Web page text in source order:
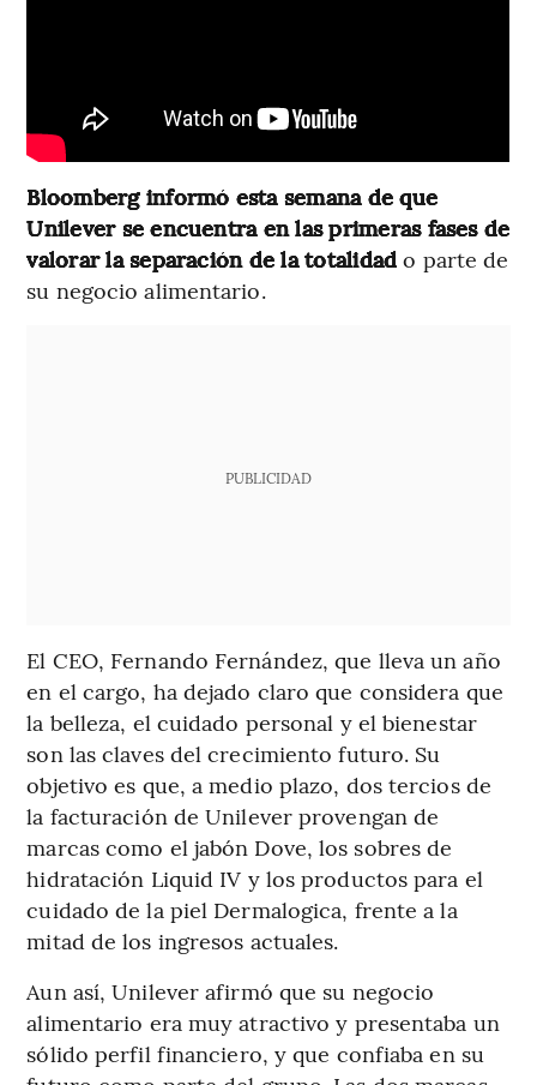
Bloomberg informó esta semana de que
Unilever se encuentra en las primeras fases de
valorar la separación de la totalidad o parte de
su negocio alimentario.
PUBLICIDAD
El CEO, Fernando Fernández, que lleva un año
en el cargo, ha dejado claro que considera que
la belleza, el cuidado personal y el bienestar
son las claves del crecimiento futuro. Su
objetivo es que, a medio plazo, dos tercios de
la facturación de Unilever provengan de
marcas como el jabón Dove, los sobres de
hidratación Liquid IV y los productos para el
cuidado de la piel Dermalogica, frente a la
mitad de los ingresos actuales.
Aun así, Unilever afirmó que su negocio
alimentario era muy atractivo y presentaba un
sólido perfil financiero, y que confiaba en su